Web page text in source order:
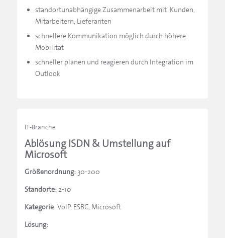
standortunabhängige Zusammenarbeit mit Kunden,
Mitarbeitern, Lieferanten
schnellere Kommunikation möglich durch höhere
Mobilität
schneller planen und reagieren durch Integration im
Outlook
IT-Branche
Ablösung ISDN & Umstellung auf
Microsoft
Größenordnung: 30-200
Standorte: 2-10
Kategorie: VoIP, ESBC, Microsoft
Lösung: